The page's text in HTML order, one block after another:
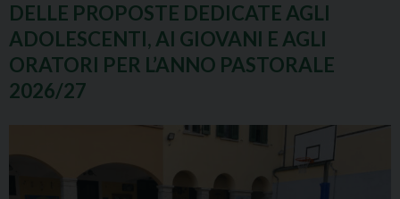
DELLE PROPOSTE DEDICATE AGLI
ADOLESCENTI, AI GIOVANI E AGLI
ORATORI PER L’ANNO PASTORALE
2026/27